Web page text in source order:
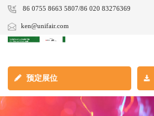
86 0755 8663 5807/86 020 83276369
ken@unifair.com
预定展位